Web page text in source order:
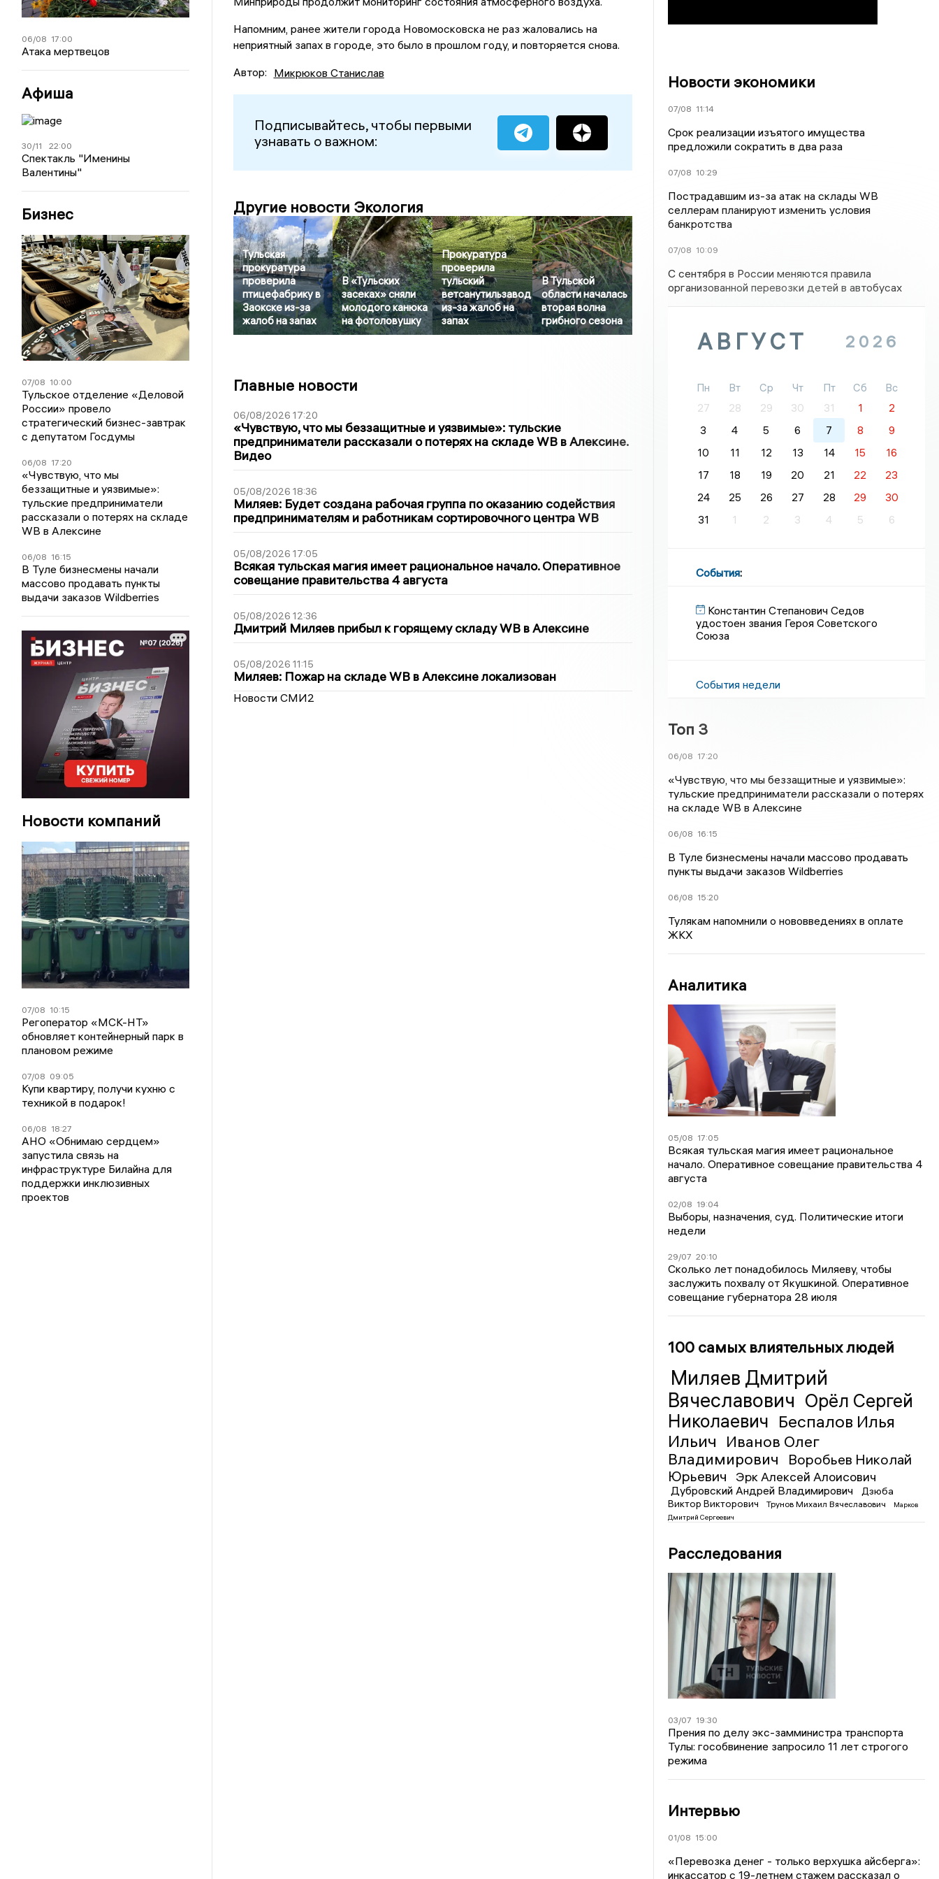
06/08 17:00
Атака мертвецов
Афиша
30/11 22:00
Спектакль "Именины
Валентины"
Бизнес
07/08 10:00
Тульское отделение «Деловой
России» провело
стратегический бизнес-завтрак
с депутатом Госдумы
06/08 17:20
«Чувствую, что мы
беззащитные и уязвимые»:
тульские предприниматели
рассказали о потерях на складе
WB в Алексине
06/08 16:15
В Туле бизнесмены начали
массово продавать пункты
выдачи заказов Wildberries
Новости компаний
07/08 10:15
Регоператор «МСК-НТ»
обновляет контейнерный парк в
плановом режиме
07/08 09:05
Купи квартиру, получи кухню с
техникой в подарок!
06/08 18:27
АНО «Обнимаю сердцем»
запустила связь на
инфраструктуре Билайна для
поддержки инклюзивных
проектов
Напомним, ранее жители города Новомосковска не раз жаловались на
неприятный запах в городе, это было в прошлом году, и повторяется снова.
Автор: Микрюков Станислав
Подписывайтесь, чтобы первыми
узнавать о важном:
Другие новости Экология
Тульская
прокуратура
проверила
птицефабрику в
Заокске из-за
жалоб на запах
В «Тульских
засеках» сняли
молодого канюка
на фотоловушку
Прокуратура
проверила
тульский
ветсанутильзавод
из-за жалоб на
запах
В Тульской
области началась
вторая волна
грибного сезона
Главные новости
06/08/2026 17:20
«Чувствую, что мы беззащитные и уязвимые»: тульские
предприниматели рассказали о потерях на складе WB в Алексине.
Видео
05/08/2026 18:36
Миляев: Будет создана рабочая группа по оказанию содействия
предпринимателям и работникам сортировочного центра WB
05/08/2026 17:05
Всякая тульская магия имеет рациональное начало. Оперативное
совещание правительства 4 августа
05/08/2026 12:36
Дмитрий Миляев прибыл к горящему складу WB в Алексине
05/08/2026 11:15
Миляев: Пожар на складе WB в Алексине локализован
Новости СМИ2
Новости экономики
07/08 11:14
Срок реализации изъятого имущества
предложили сократить в два раза
07/08 10:29
Пострадавшим из-за атак на склады WВ
селлерам планируют изменить условия
банкротства
07/08 10:09
С сентября в России меняются правила
организованной перевозки детей в автобусах
АВГУСТ 2026
Пн Вт Ср Чт Пт Сб
Вс
27
28 29 30 31 1
2
3
4 5 6 7 8
9
10
11 12 13 14 15
16
17
18 19 20 21 22
23
24
25 26 27 28 29
30
31
1 2 3 4 5 6
События:
Константин Степанович Седов
удостоен звания Героя Советского
Союза
События недели
Топ 3
06/08 17:20
«Чувствую, что мы беззащитные и уязвимые»:
тульские предприниматели рассказали о потерях
на складе WB в Алексине
06/08 16:15
В Туле бизнесмены начали массово продавать
пункты выдачи заказов Wildberries
06/08 15:20
Тулякам напомнили о нововведениях в оплате
ЖКХ
Аналитика
05/08 17:05
Всякая тульская магия имеет рациональное
начало. Оперативное совещание правительства 4
августа
02/08 19:04
Выборы, назначения, суд. Политические итоги
недели
29/07 20:10
Сколько лет понадобилось Миляеву, чтобы
заслужить похвалу от Якушкиной. Оперативное
совещание губернатора 28 июля
100 самых влиятельных людей
Миляев Дмитрий
Вячеславович Орёл Сергей
Николаевич Беспалов Илья
Ильич
Иванов Олег
Владимирович
Воробьев Николай
Юрьевич
Эрк Алексей Алоисович
Дубровский Андрей Владимирович
Дзюба
Виктор Викторович
Трунов Михаил Вячеславович
Марков
Дмитрий Сергеевич
Расследования
03/07 19:30
Прения по делу экс-замминистра транспорта
Тулы: гособвинение запросило 11 лет строгого
режима
Интервью
01/08 15:00
«Перевозка денег - только верхушка айсберга»:
инкассатор с 19-летнем стажем рассказал о